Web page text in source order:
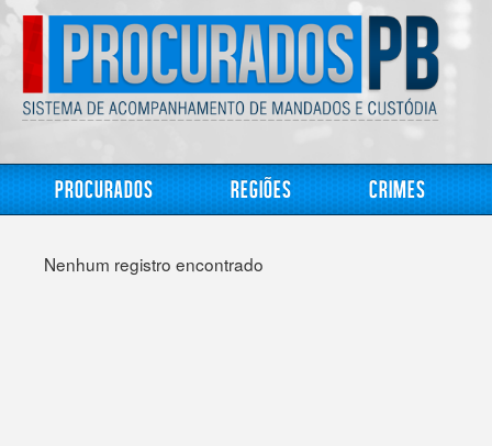
Procurados Regiões Crimes
Nenhum registro encontrado